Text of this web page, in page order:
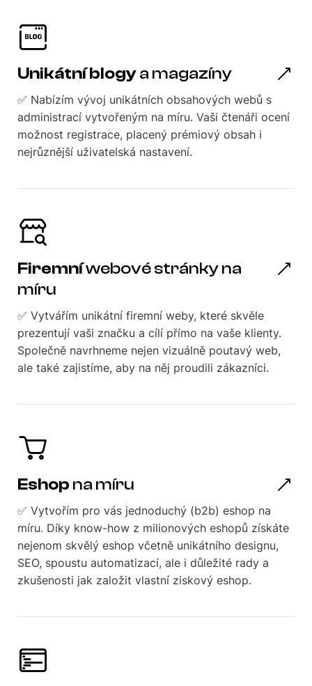
Unikátní blogya magazíny
✅ Nabízím vývoj unikátních obsahových webů s
administrací vytvořeným na míru. Vaši čtenáři ocení
možnost registrace, placený prémiový obsah i
nejrůznější uživatelská nastavení.
Firemníwebové stránky na
míru
✅ Vytvářím unikátní firemní weby, které skvěle
prezentují vaši značku a cílí přímo na vaše klienty.
Společně navrhneme nejen vizuálně poutavý web,
ale také zajistíme, aby na něj proudili zákazníci.
Eshop na míru
✅ Vytvořím pro vás jednoduchý (b2b) eshop na
míru. Díky know-how z milionových eshopů získáte
nejenom skvělý eshop včetně unikátního designu,
SEO, spoustu automatizací, ale i důležité rady a
zkušenosti jak založit vlastní ziskový eshop.